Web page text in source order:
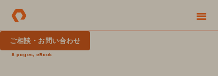
ご相談・お問い合わせ
8 pages, eBook